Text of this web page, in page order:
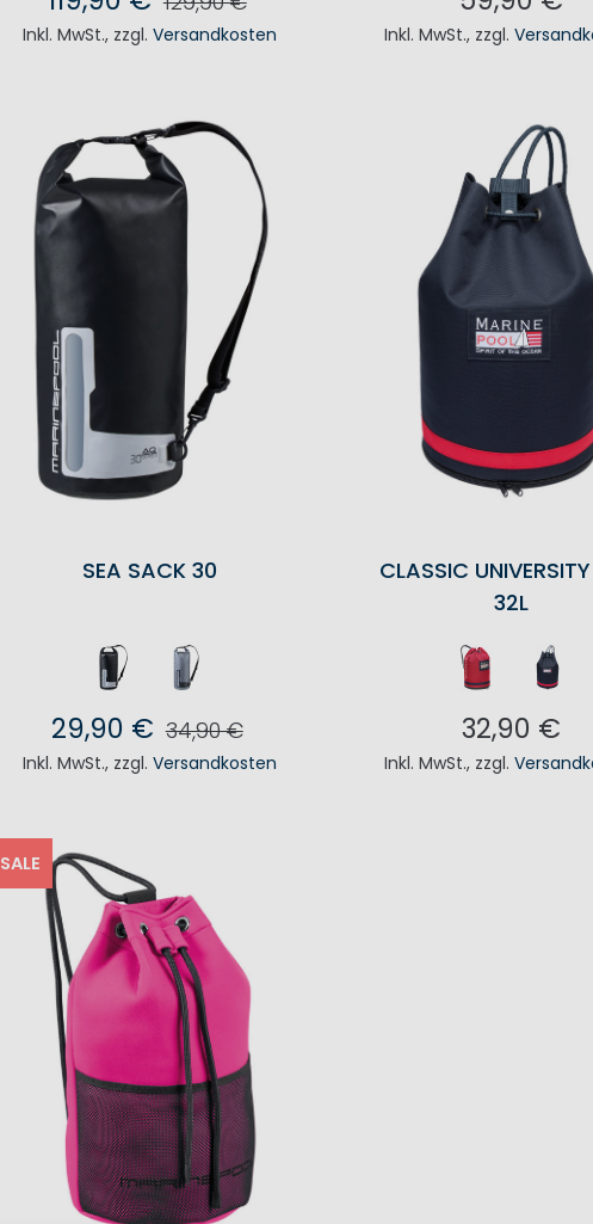
Inkl. MwSt., zzgl.Versandkosten Inkl. MwSt., zzgl.
SEA SACK 30
29,90 € 34,90 €
Inkl. MwSt., zzgl.Versandkosten
CLASSIC
32L
32,90 €
Inkl. MwSt., zzgl.
SALE